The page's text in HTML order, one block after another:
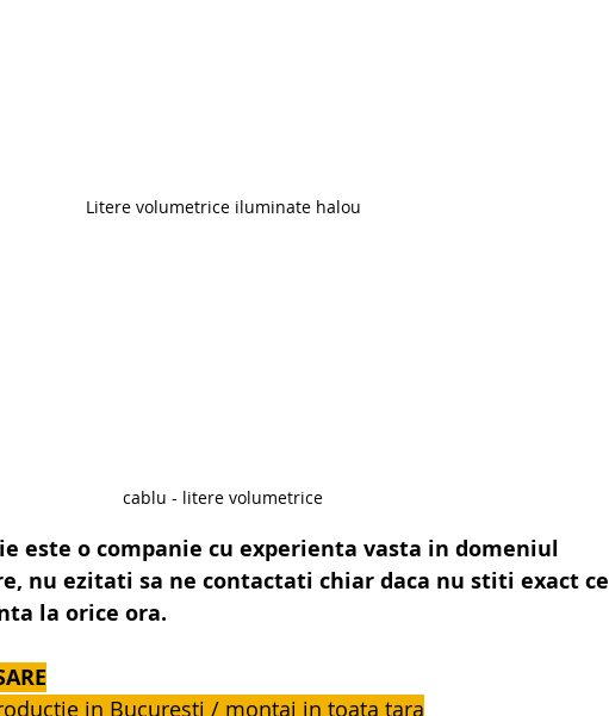
Litere volumetrice iluminate halou
cablu - litere volumetrice
este o companie cu experienta vasta in domeniul
nu ezitati sa ne contactati chiar daca nu stiti exact ce
la orice ora.
in Bucuresti / montaj in toata tara